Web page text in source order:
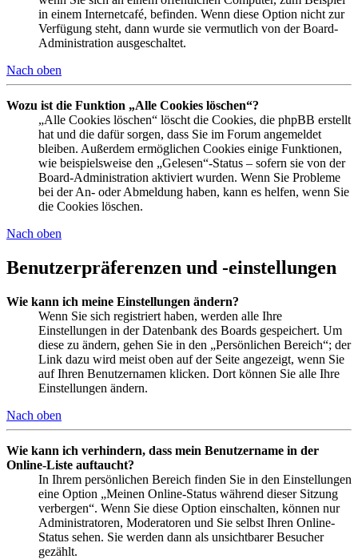
in einem Internetcafé, befinden. Wenn diese Option nicht zur
Verfügung steht, dann wurde sie vermutlich von der Board-
Administration ausgeschaltet.
Nach oben
Wozu ist die Funktion „Alle Cookies löschen“?
„Alle Cookies löschen“ löscht die Cookies, die phpBB erstellt
hat und die dafür sorgen, dass Sie im Forum angemeldet
bleiben. Außerdem ermöglichen Cookies einige Funktionen,
wie beispielsweise den „Gelesen“-Status – sofern sie von der
Board-Administration aktiviert wurden. Wenn Sie Probleme
bei der An- oder Abmeldung haben, kann es helfen, wenn Sie
die Cookies löschen.
Nach oben
Benutzerpräferenzen und -einstellungen
Wie kann ich meine Einstellungen ändern?
Wenn Sie sich registriert haben, werden alle Ihre
Einstellungen in der Datenbank des Boards gespeichert. Um
diese zu ändern, gehen Sie in den „Persönlichen Bereich“; der
Link dazu wird meist oben auf der Seite angezeigt, wenn Sie
auf Ihren Benutzernamen klicken. Dort können Sie alle Ihre
Einstellungen ändern.
Nach oben
Wie kann ich verhindern, dass mein Benutzername in der
Online-Liste auftaucht?
In Ihrem persönlichen Bereich finden Sie in den Einstellungen
eine Option „Meinen Online-Status während dieser Sitzung
verbergen“. Wenn Sie diese Option einschalten, können nur
Administratoren, Moderatoren und Sie selbst Ihren Online-
Status sehen. Sie werden dann als unsichtbarer Besucher
gezählt.